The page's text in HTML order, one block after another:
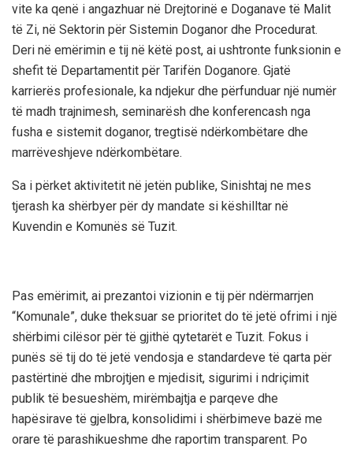
vite ka qenë i angazhuar në Drejtorinë e Doganave të Malit
të Zi, në Sektorin për Sistemin Doganor dhe Procedurat.
Deri në emërimin e tij në këtë post, ai ushtronte funksionin e
shefit të Departamentit për Tarifën Doganore. Gjatë
karrierës profesionale, ka ndjekur dhe përfunduar një numër
të madh trajnimesh, seminarësh dhe konferencash nga
fusha e sistemit doganor, tregtisë ndërkombëtare dhe
marrëveshjeve ndërkombëtare.
Sa i përket aktivitetit në jetën publike, Sinishtaj ne mes
tjerash ka shërbyer për dy mandate si këshilltar në
Kuvendin e Komunës së Tuzit.
Pas emërimit, ai prezantoi vizionin e tij për ndërmarrjen
“Komunale”, duke theksuar se prioritet do të jetë ofrimi i një
shërbimi cilësor për të gjithë qytetarët e Tuzit. Fokus i
punës së tij do të jetë vendosja e standardeve të qarta për
pastërtinë dhe mbrojtjen e mjedisit, sigurimi i ndriçimit
publik të besueshëm, mirëmbajtja e parqeve dhe
hapësirave të gjelbra, konsolidimi i shërbimeve bazë me
orare të parashikueshme dhe raportim transparent. Po